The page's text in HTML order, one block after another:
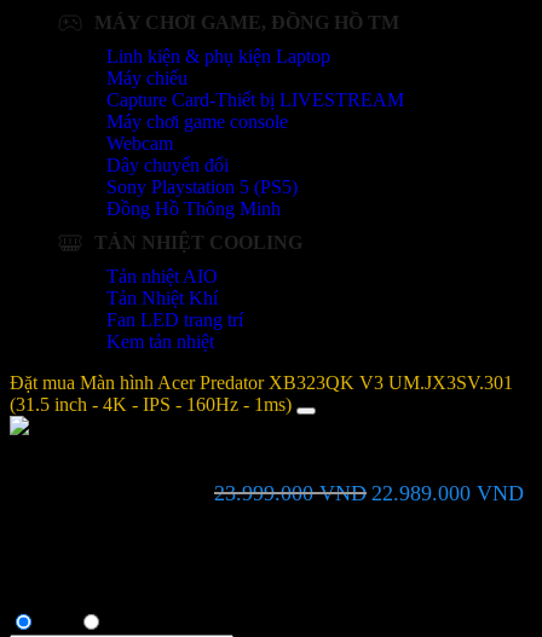
MÁY CHƠI GAME, ĐỒNG HỒ TM
Linh kiện & phụ kiện Laptop
Máy chiếu
Capture Card-Thiết bị LIVESTREAM
Máy chơi game console
Webcam
Dây chuyển đổi
Sony Playstation 5 (PS5)
Đồng Hồ Thông Minh
TẢN NHIỆT COOLING
Tản nhiệt AIO
Tản Nhiệt Khí
Fan LED trang trí
Kem tản nhiệt
Đặt mua Màn hình Acer Predator XB323QK V3 UM.JX3SV.301
(31.5 inch - 4K - IPS - 160Hz - 1ms)
23.999.000VND Giá
22.989.000 VND